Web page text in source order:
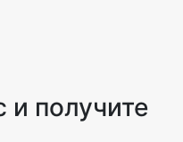
и получите